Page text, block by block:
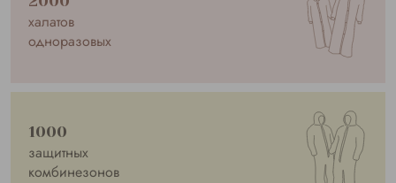
халатов
одноразовых
1000
защитных
комбинезонов